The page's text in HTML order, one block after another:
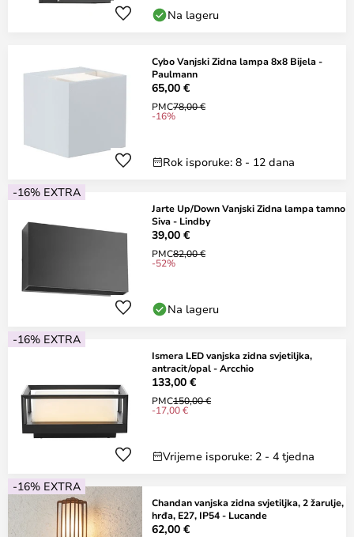
Na lageru
Cybo Vanjski Zidna lampa 8x8 Bijela -
Paulmann
65,00 €
PMC78,00 €
-16%
Rok isporuke: 8 - 12 dana
-16% EXTRA
Jarte Up/Down Vanjski Zidna lampa tamno
Siva - Lindby
39,00 €
PMC82,00 €
-52%
Na lageru
-16% EXTRA
Ismera LED vanjska zidna svjetiljka,
antracit/opal - Arcchio
133,00 €
PMC150,00 €
-17,00 €
Vrijeme isporuke: 2 - 4 tjedna
-16% EXTRA
Chandan vanjska zidna svjetiljka, 2 žarulje,
hrđa, E27, IP54 - Lucande
62,00 €